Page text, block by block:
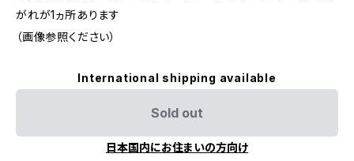
がれが1ヵ所あります
（画像参照ください）
International shipping available
Sold out
日本国内にお住まいの方向け